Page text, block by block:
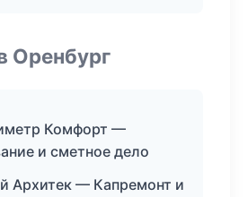
Оренбург
Комфорт —
и сметное дело
Архитек — Капремонт и